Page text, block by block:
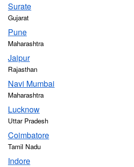
Surate
Gujarat
Pune
Maharashtra
Jaipur
Rajasthan
Navi Mumbai
Maharashtra
Lucknow
Uttar Pradesh
Coimbatore
Tamil Nadu
Indore